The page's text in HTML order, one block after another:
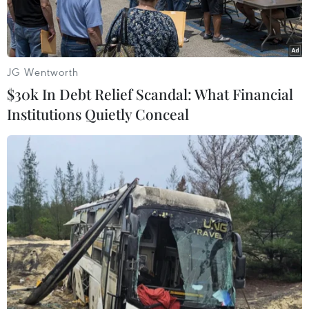
Ông Fritz von Weizsäcker - con trai cố Tổng thống Đức Richard
von Weizsäcker. (Ảnh: DPA)
Cảnh sát Đức cho biết ngày 19/11, ông Fritz von
Weizsäcker - con trai cố Tổng thống Đức
Richard von Weizsäcker, đã bị sát hại khi đang
JG Wentworth
$30k In Debt Relief Scandal: What Financial
Institutions Quietly Conceal